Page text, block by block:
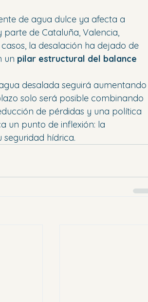
de agua dulce ya afecta a
de Cataluña, Valencia,
la desalación ha dejado de
un pilar estructural del balance
desalada seguirá aumentando
solo será posible combinando
de pérdidas y una política
un punto de inflexión: la
hídrica.